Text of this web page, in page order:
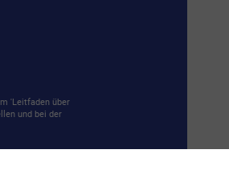
'Leitfaden über
und bei der